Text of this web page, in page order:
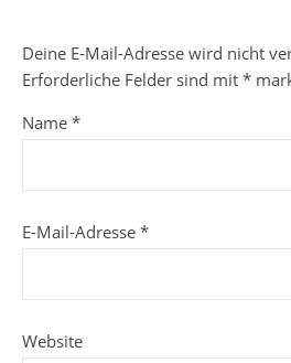
Deine E-Mail-Adresse wird nicht
Erforderliche Felder sind mit *
Name *
E-Mail-Adresse *
Website